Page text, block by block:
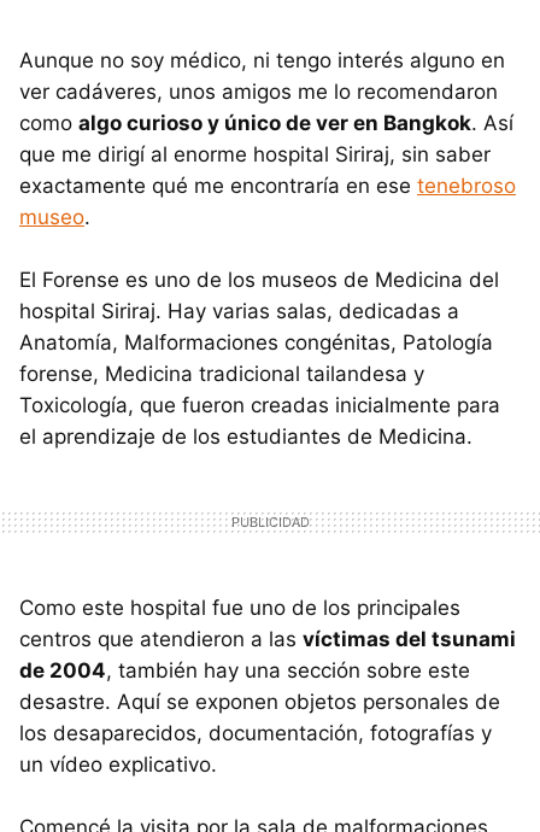
Aunque no soy médico, ni tengo interés alguno en
ver cadáveres, unos amigos me lo recomendaron
como algo curioso y único de ver en Bangkok. Así
que me dirigí al enorme hospital Siriraj, sin saber
exactamente qué me encontraría en ese tenebroso
museo.
El Forense es uno de los museos de Medicina del
hospital Siriraj. Hay varias salas, dedicadas a
Anatomía, Malformaciones congénitas, Patología
forense, Medicina tradicional tailandesa y
Toxicología, que fueron creadas inicialmente para
el aprendizaje de los estudiantes de Medicina.
Como este hospital fue uno de los principales
centros que atendieron a las víctimas del tsunami
de 2004, también hay una sección sobre este
desastre. Aquí se exponen objetos personales de
los desaparecidos, documentación, fotografías y
un vídeo explicativo.
Comencé la visita por la sala de malformaciones